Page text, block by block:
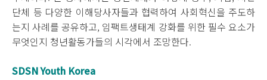
단체 등 다양한 이해당사자들과 협력하여 사회혁신을 주도하
는지 사례를 공유하고, 임팩트생태계 강화를 위한 필수 요소가
무엇인지 청년활동가들의 시각에서 조망한다.
SDSN Youth Korea